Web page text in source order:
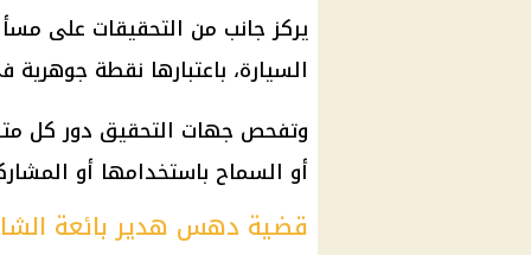
يركز جانب من التحقيقات على
السيارة، باعتبارها نقطة
وتفحص جهات التحقيق دور كل
أو السماح باستخدامها أو
قضية دهس هدير بائعة